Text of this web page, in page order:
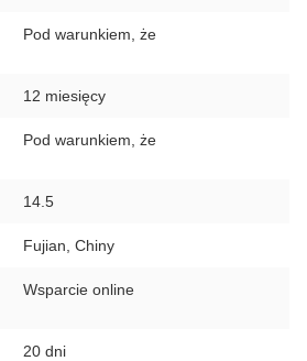
Pod warunkiem, że
12 miesięcy
Pod warunkiem, że
14.5
Fujian, Chiny
Wsparcie online
20 dni